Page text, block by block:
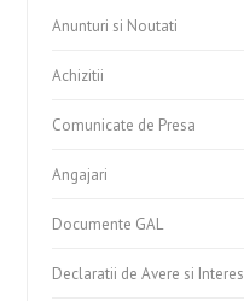
Anunturi si Noutati
Achizitii
Comunicate de Presa
Angajari
Documente GAL
Declaratii de Avere si Interes